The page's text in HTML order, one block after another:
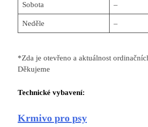
Sobota –
Neděle –
*Zda je otevřeno a aktuálnost
Děkujeme
Technické vybavení:
Krmivo pro psy